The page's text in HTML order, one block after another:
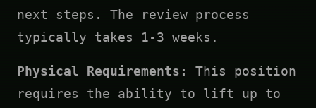
next steps. The review process
typically takes 1-3 weeks.
Physical Requirements:
This position
requires the ability to lift up to